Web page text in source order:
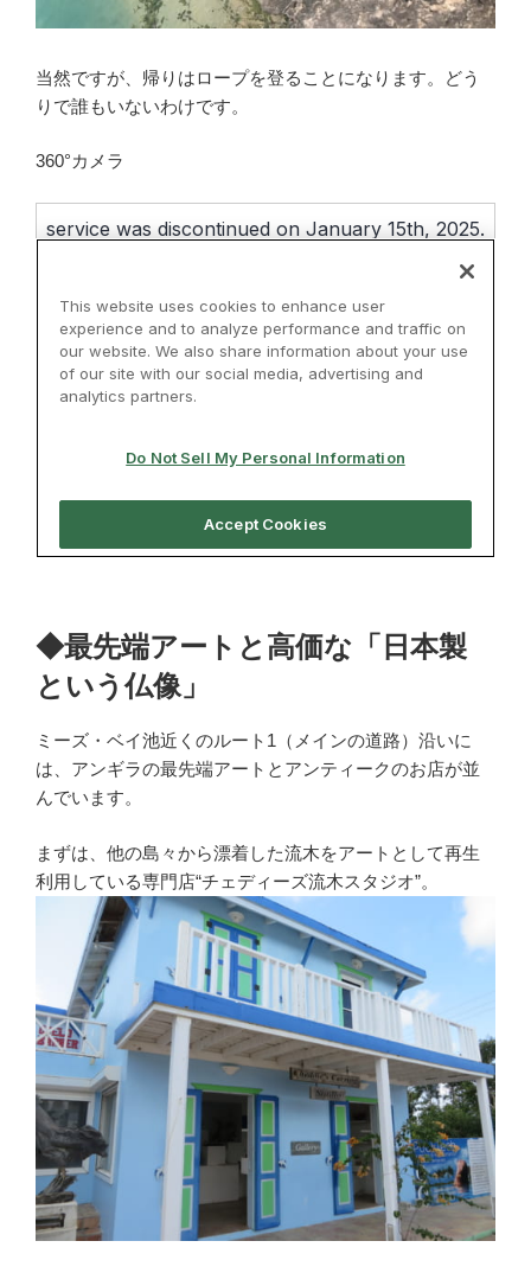
当然ですが、帰りはロープを登ることになります。どう
りで誰もいないわけです。
360°カメラ
◆最先端アートと高価な「日本製
という仏像」
ミーズ・ベイ池近くのルート1（メインの道路）沿いに
は、アンギラの最先端アートとアンティークのお店が並
んでいます。
まずは、他の島々から漂着した流木をアートとして再生
利用している専門店“チェディーズ流木スタジオ”。